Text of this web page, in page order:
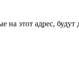
на этот адрес,